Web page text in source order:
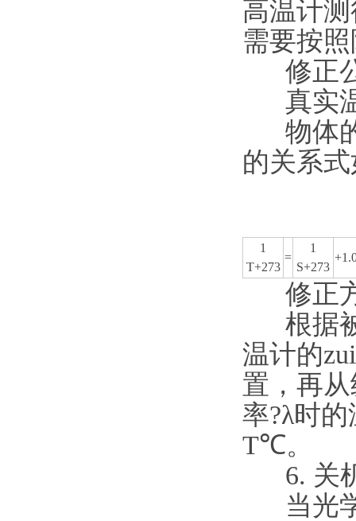
高温计
需要按
修正
真实温
物体的
的关系
1
T+273
=
1
S+273
修正
根据被
温计的
置，再
率?λ时
T℃。
6. 关
当光学